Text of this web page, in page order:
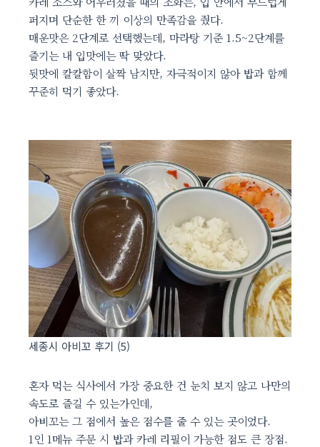
퍼지며 단순한 한 끼 이상의 만족감을 줬다.
매운맛은 2단계로 선택했는데, 마라탕 기준 1.5~2단계를
즐기는 내 입맛에는 딱 맞았다.
뒷맛에 칼칼함이 살짝 남지만, 자극적이지 않아 밥과 함께
꾸준히 먹기 좋았다.
세종시 아비꼬 후기 (5)
혼자 먹는 식사에서 가장 중요한 건 눈치 보지 않고 나만의
속도로 즐길 수 있는가인데,
아비꼬는 그 점에서 높은 점수를 줄 수 있는 곳이었다.
1인 1메뉴 주문 시 밥과 카레 리필이 가능한 점도 큰 장점.